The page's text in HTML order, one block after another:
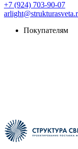
+7 (924) 703-90-07
Покупателям